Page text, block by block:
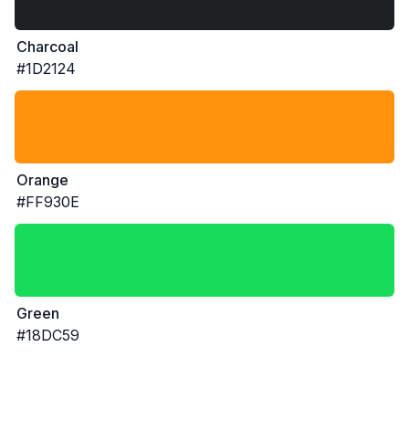
Charcoal
#1D2124
Orange
#FF930E
Green
#18DC59